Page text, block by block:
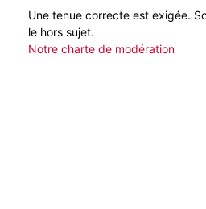
Une tenue correcte est exigée.
le hors sujet.
Notre charte de modération